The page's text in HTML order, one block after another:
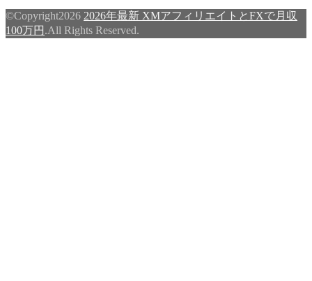
©Copyright2026 2026年最新 XMアフィリエイトとFXで月収
100万円 .All Rights Reserved.